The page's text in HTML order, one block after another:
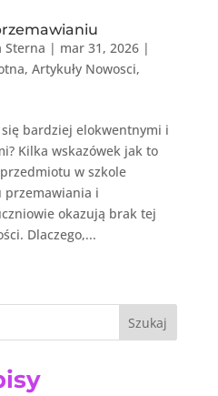
Sterna | mar 31, 2026|
, Artykuły Nowosci,
bardziej elokwentnymi i
Kilka wskazówek jak to
w szkole
przemawiania i
okazują brak tej
Dlaczego,...
Szukaj